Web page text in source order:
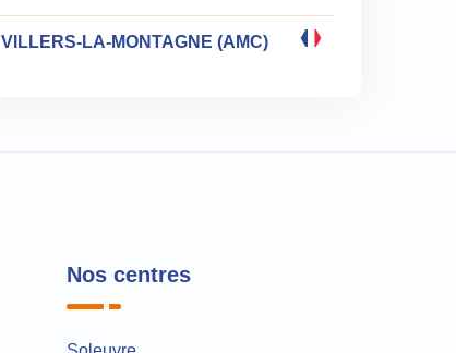
VILLERS-LA-MONTAGNE (AMC)
Nos centres